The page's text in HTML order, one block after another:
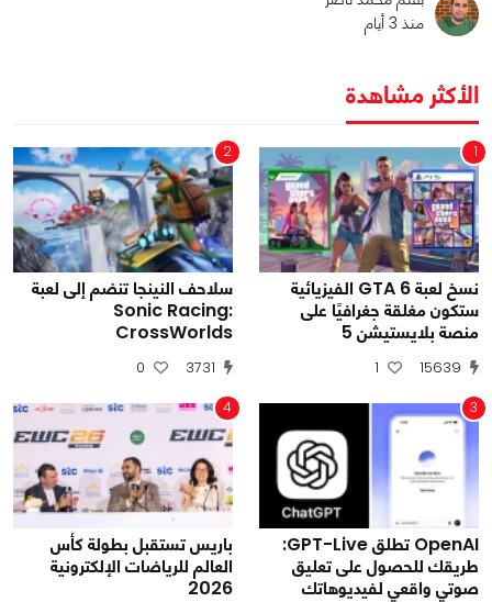
منذ 3 أيام
الأكثر مشاهدة
1
نسخ لعبة GTA 6 الفيزيائية
ستكون مغلقة جغرافيًا على
منصة بلايستيشن 5
15639
1
2
سلاحف النينجا تنضم إلى لعبة
Sonic Racing:
CrossWorlds
3731
0
3
OpenAI تطلق GPT-Live:
طريقك للحصول على تعليق
صوتي واقعي لفيديوهاتك
4
باريس تستقبل بطولة كأس
العالم للرياضات الإلكترونية
2026